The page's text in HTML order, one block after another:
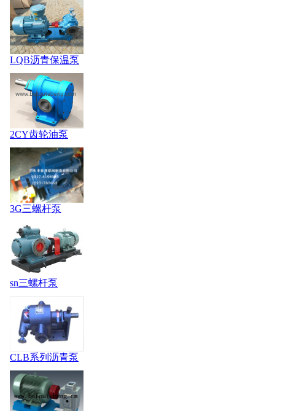
LQB沥青保温泵
2CY齿轮油泵
3G三螺杆泵
sn三螺杆泵
CLB系列沥青泵